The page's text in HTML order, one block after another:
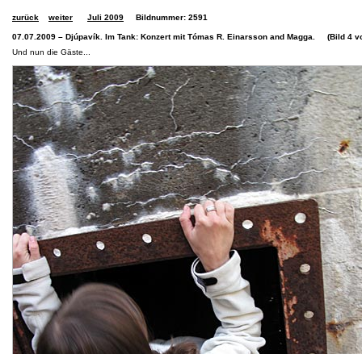
zurück weiter Juli 2009 Bildnummer: 2591
07.07.2009 – Djúpavík. Im Tank: Konzert mit Tómas R. Einarsson and Magga. (Bild 4
Und nun die Gäste...